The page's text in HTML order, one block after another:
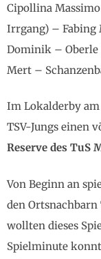
Cipollina
Irrgang) – Fabing
Dominik – Oberle
Mert –
Im Lokalderby
TSV-Jungs einen
Reserve des TuS
Von Beginn an
den Ortsnachbarn
wollten dieses
Spielminute